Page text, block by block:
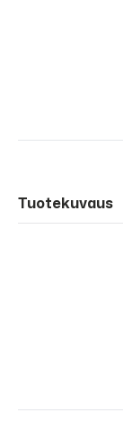
Tuotekuvaus